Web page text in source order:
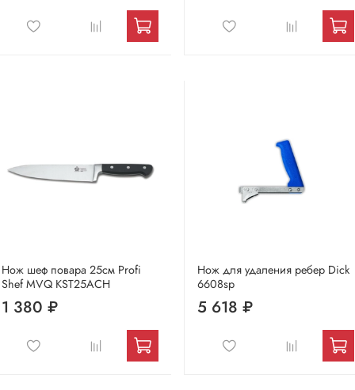
Нож шеф повара 25см Profi
Shef MVQ KST25ACH
1 380 ₽
Нож для удаления ребер Dick
6608sp
5 618 ₽